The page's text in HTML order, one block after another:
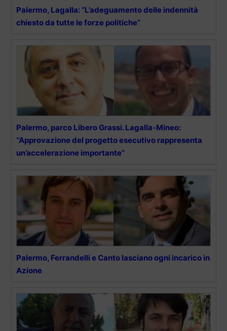
Palermo, Lagalla: “L’adeguamento delle indennità
chiesto da tutte le forze politiche”
Palermo, parco Libero Grassi. Lagalla-Mineo:
“Approvazione del progetto esecutivo rappresenta
un’accelerazione importante”
Palermo, Ferrandelli e Canto lasciano ogni incarico in
Azione